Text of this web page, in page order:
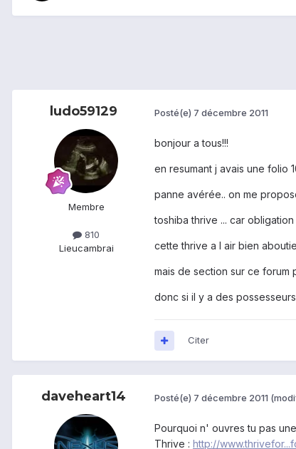
ludo59129
Membre
810
Lieucambrai
Posté(e) 7 décembre 2011
bonjour a tous!!!
en resumant j avais une folio
panne avérée.. on me
toshiba thrive ... car
cette thrive a l air bien
mais de section sur ce forum
donc si il y a des
Citer
daveheart14 Posté(e) 7 décembre 2011
Pourquoi n' ouvres tu pas
Thrive : http://